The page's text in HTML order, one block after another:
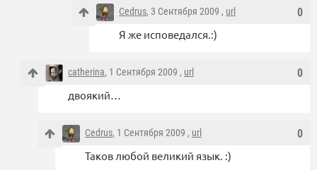
0
Cedrus, 3 Сентября 2009 , url
Я же исповедался.:)
0
catherina, 1 Сентября 2009 , url
двоякий…
0
Cedrus, 1 Сентября 2009 , url
Таков любой великий язык. :)